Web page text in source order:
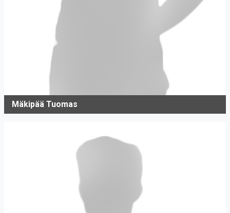
Mäkipää Tuomas